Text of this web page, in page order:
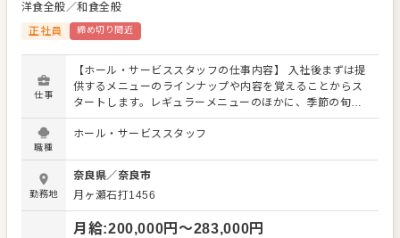
洋食全般／和食全般
正社員
締め切り間近
仕事
【ホール・サービススタッフの仕事内容】 入社後まずは提
供するメニューのラインナップや内容を覚えることからス
タートします。レギュラーメニューのほかに、季節の旬を
使った限定メニューを提供することもありますので、お客
さまに説明できるよう調理スタッフとの連携やコミュニケ
フは店舗の顔となります。感謝の言葉をいただいたり、改
善要求などのご意見を直接いただくこともあります。それ
らの内容を店舗メンバーに共有しながら、よりよいお店づ
くりを心がけてください。オペレーション改善や構築につ
いてのアイデアも大歓迎です。 【具体的には…】 ・開店、
職種
ホール・サービススタッフ
勤務地
奈良県／奈良市
月ヶ瀬石打1456
月給:200,000円〜283,000円